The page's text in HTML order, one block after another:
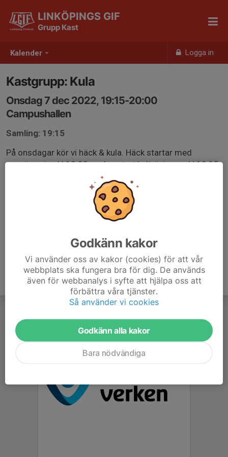
Kalender Logga in
LINKÖPINGS GIF
Grupp Kast
Kastgrupp: Kula
Onsdag 7 dec 2022, 19:15-20:00
Campushallen
Samling: 19:15
På onsdagar kör vi häck & kula. Häck startar med
uppvärmning kl 18:00, sedan start kulträning ca kl 19:15
Godkänn kakor
Vi använder oss av kakor (cookies) för att vår
webbplats ska fungera bra för dig. De används
även för webbanalys i syfte att hjälpa oss att
förbättra våra tjänster.
Så använder vi cookies
Godkänn alla kakor
Bara nödvändiga